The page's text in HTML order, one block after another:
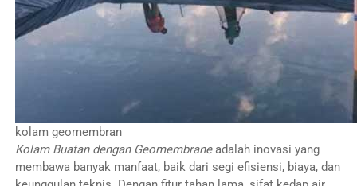
kolam geomembran
Kolam Buatan dengan Geomembraneadalah inovasi yang
membawa banyak manfaat, baik dari segi efisiensi, biaya, dan